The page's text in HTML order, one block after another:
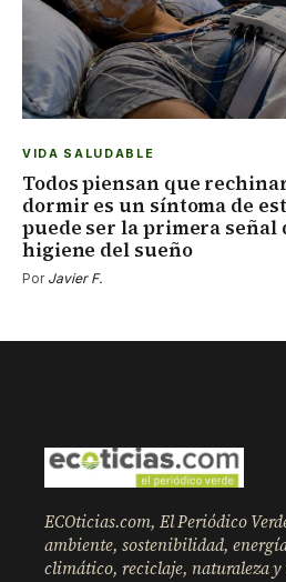
VIDA SALUDABLE
Todos piensan que
dormir es un síntoma de
puede ser la primera señal
higiene del sueño
Por Javier F.
ECOticias.com, El Periódico
ambiente, sostenibilidad,
climático, reciclaje, naturaleza